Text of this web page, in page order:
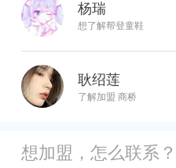
杨瑞
想了解帮登童鞋
耿绍莲
了解加盟 商桥
想加盟，怎么联系？